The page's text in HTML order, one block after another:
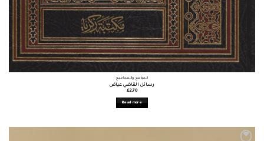
الجوامع والمجاميع
رسائل القاضي عياض
£2.70
Read more